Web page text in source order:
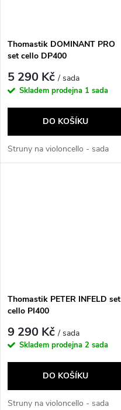
Thomastik DOMINANT PRO
set cello DP400
5 290 Kč/ sada
Skladem prodejna 1 sada
DO KOŠÍKU
Struny na violoncello - sada
Thomastik PETER INFELD set
cello PI400
9 290 Kč/ sada
Skladem prodejna 2 sada
DO KOŠÍKU
Struny na violoncello - sada